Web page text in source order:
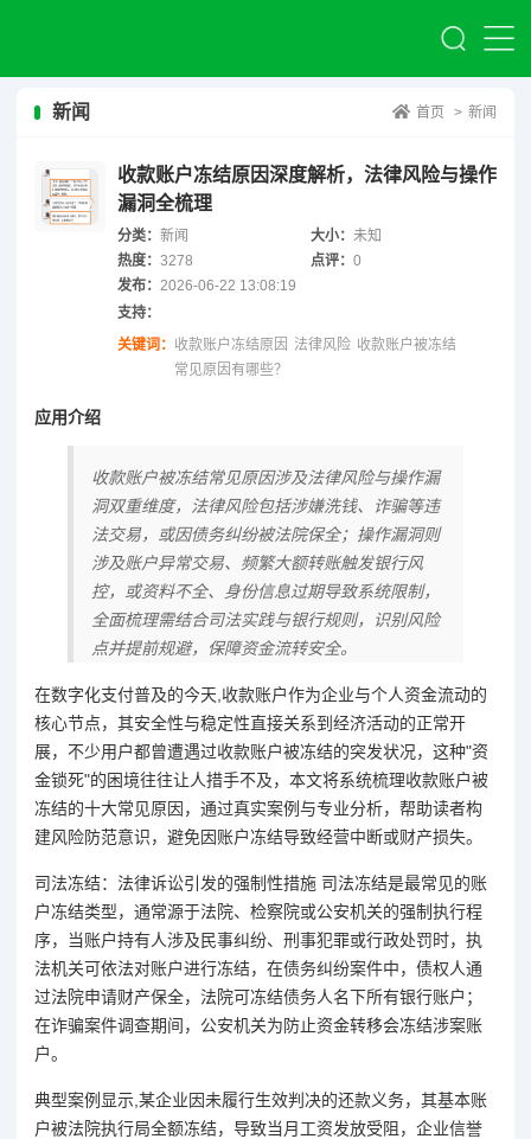
新闻 首页 > 新闻
收款账户冻结原因深度解析，法律风险与操作
漏洞全梳理
分类： 新闻 大小：未知
热度： 3278 点评：0
发布： 2026-06-22 13:08:19
支持：
关键词： 收款账户冻结原因 法律风险 收款账户被冻结
常见原因有哪些？
应用介绍
收款账户被冻结常见原因涉及法律风险与操作漏
洞双重维度，法律风险包括涉嫌洗钱、诈骗等违
法交易，或因债务纠纷被法院保全；操作漏洞则
涉及账户异常交易、频繁大额转账触发银行风
控，或资料不全、身份信息过期导致系统限制，
全面梳理需结合司法实践与银行规则，识别风险
点并提前规避，保障资金流转安全。
在数字化支付普及的今天,收款账户作为企业与个人资金流动的
核心节点，其安全性与稳定性直接关系到经济活动的正常开
展，不少用户都曾遭遇过收款账户被冻结的突发状况，这种"资
金锁死"的困境往往让人措手不及，本文将系统梳理收款账户被
冻结的十大常见原因，通过真实案例与专业分析，帮助读者构
建风险防范意识，避免因账户冻结导致经营中断或财产损失。
司法冻结：法律诉讼引发的强制性措施 司法冻结是最常见的账
户冻结类型，通常源于法院、检察院或公安机关的强制执行程
序，当账户持有人涉及民事纠纷、刑事犯罪或行政处罚时，执
法机关可依法对账户进行冻结，在债务纠纷案件中，债权人通
过法院申请财产保全，法院可冻结债务人名下所有银行账户；
在诈骗案件调查期间，公安机关为防止资金转移会冻结涉案账
户。
典型案例显示,某企业因未履行生效判决的还款义务，其基本账
户被法院执行局全额冻结，导致当月工资发放受阻，企业信誉